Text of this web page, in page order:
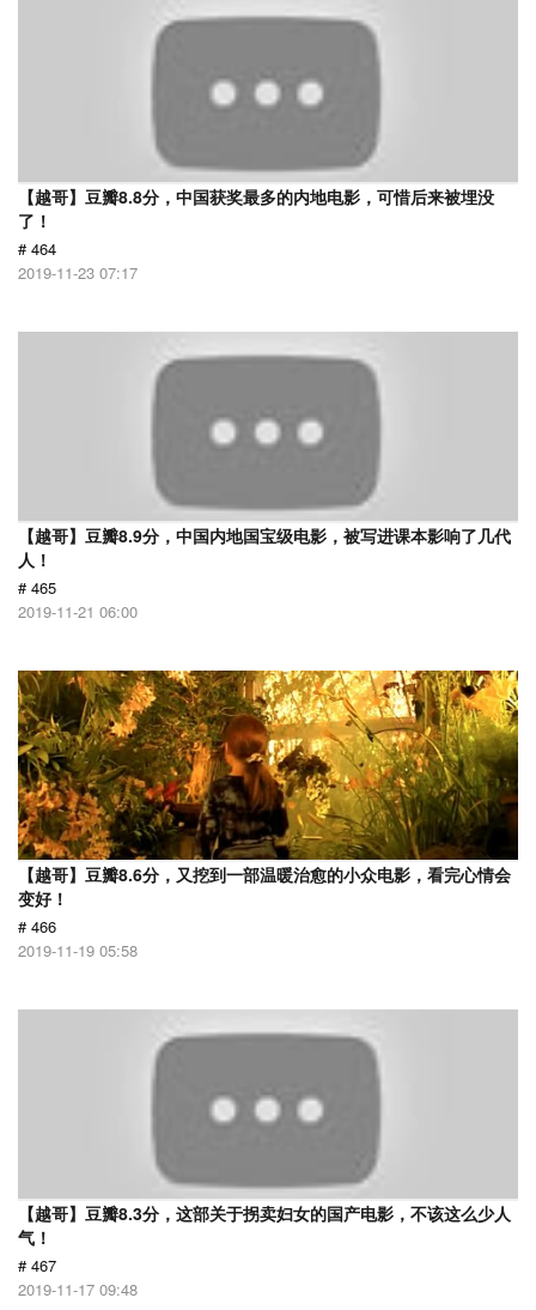
【越哥】豆瓣8.8分，中国获奖最多的内地电影，可惜后来被埋没
了！
# 464
2019-11-23 07:17
【越哥】豆瓣8.9分，中国内地国宝级电影，被写进课本影响了几代
人！
# 465
2019-11-21 06:00
【越哥】豆瓣8.6分，又挖到一部温暖治愈的小众电影，看完心情会
变好！
# 466
2019-11-19 05:58
【越哥】豆瓣8.3分，这部关于拐卖妇女的国产电影，不该这么少人
气！
# 467
2019-11-17 09:48